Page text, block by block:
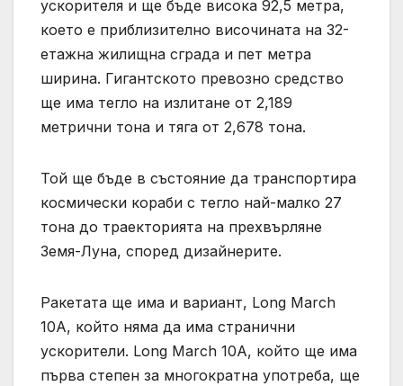
ускорителя и ще бъде висока 92,5 метра,
което е приблизително височината на 32-
етажна жилищна сграда и пет метра
ширина. Гигантското превозно средство
ще има тегло на излитане от 2,189
метрични тона и тяга от 2,678 тона.
Той ще бъде в състояние да транспортира
космически кораби с тегло най-малко 27
тона до траекторията на прехвърляне
Земя-Луна, според дизайнерите.
Ракетата ще има и вариант, Long March
10A, който няма да има странични
ускорители. Long March 10A, който ще има
първа степен за многократна употреба, ще